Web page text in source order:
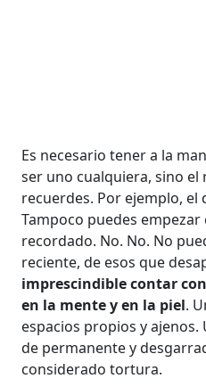
Es necesario tener a la
ser uno cualquiera, sino el
recuerdes. Por ejemplo, el
Tampoco puedes
recordado. No. No. No
reciente, de esos que
imprescindible contar
en la mente y en la piel.
espacios propios y
de permanente y
considerado tortura.